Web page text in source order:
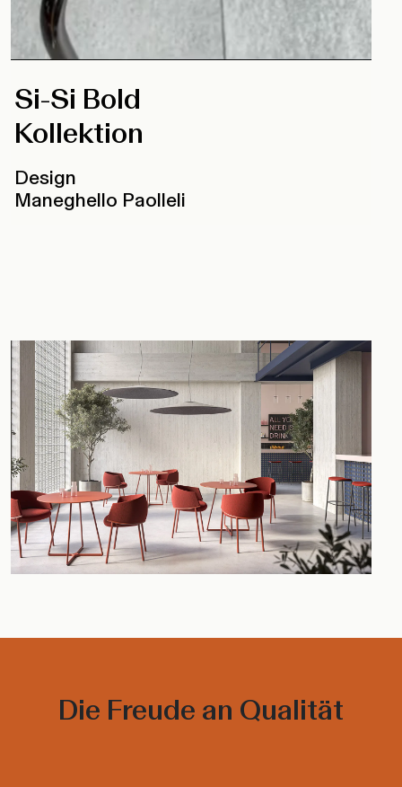
Si-Si Bold
Kollektion
Design
Maneghello Paolleli
Die Freude an Qualität